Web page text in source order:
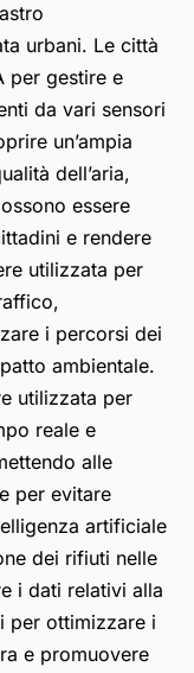
urbani. Le città
per gestire e
da vari sensori
un’ampia
dell’aria,
essere
e rendere
utilizzata per
i percorsi dei
ambientale.
utilizzata per
reale e
alle
per evitare
artificiale
dei rifiuti nelle
i dati relativi alla
per ottimizzare i
e promuovere